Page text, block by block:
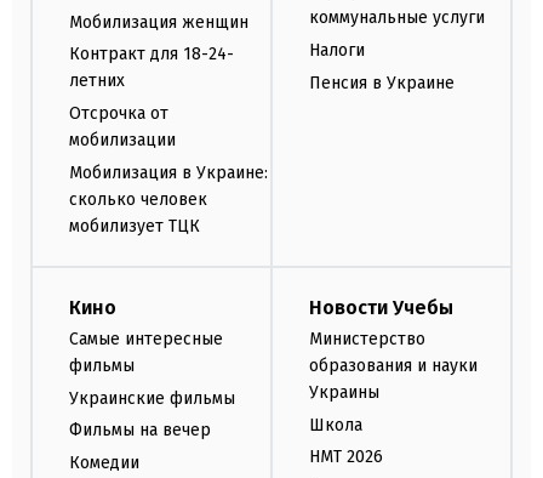
Мобилизация женщин
Контракт для 18-24-
летних
Отсрочка от
мобилизации
Мобилизация в Украине:
сколько человек
мобилизует ТЦК
коммунальные услуги
Налоги
Пенсия в Украине
Кино
Самые интересные
фильмы
Украинские фильмы
Фильмы на вечер
Комедии
Новости Учебы
Министерство
образования и науки
Украины
Школа
НМТ 2026